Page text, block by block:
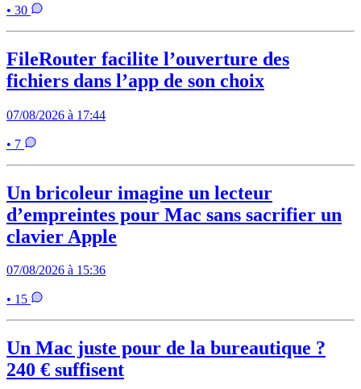
• 30
FileRouter facilite l’ouverture des
fichiers dans l’app de son choix
07/08/2026 à 17:44
• 7
Un bricoleur imagine un lecteur
d’empreintes pour Mac sans sacrifier un
clavier Apple
07/08/2026 à 15:36
• 15
Un Mac juste pour de la bureautique ?
240 € suffisent